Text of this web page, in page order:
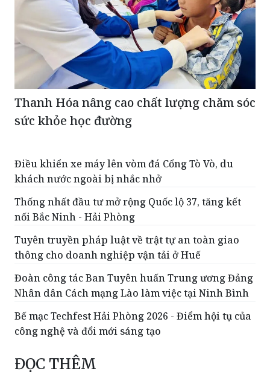
Thanh Hóa nâng cao chất lượng chăm sóc
sức khỏe học đường
Điều khiển xe máy lên vòm đá Cổng Tò Vò, du
khách nước ngoài bị nhắc nhở
Thống nhất đầu tư mở rộng Quốc lộ 37, tăng kết
nối Bắc Ninh - Hải Phòng
Tuyên truyền pháp luật về trật tự an toàn giao
thông cho doanh nghiệp vận tải ở Huế
Đoàn công tác Ban Tuyên huấn Trung ương Đảng
Nhân dân Cách mạng Lào làm việc tại Ninh Bình
Bế mạc Techfest Hải Phòng 2026 - Điểm hội tụ của
công nghệ và đổi mới sáng tạo
ĐỌC THÊM